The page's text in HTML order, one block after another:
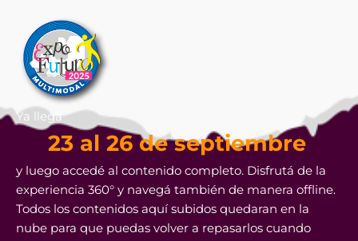
Ya llega
23 al 26 de septiembre
y luego accedé al contenido completo. Disfrutá de la
experiencia 360° y navegá también de manera offline.
Todos los contenidos aquí subidos quedaran en la
nube para que puedas volver a repasarlos cuando